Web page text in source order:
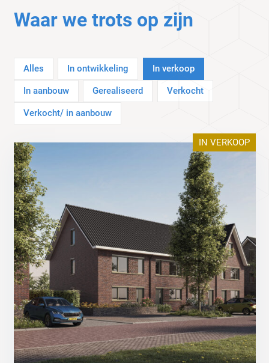
Waar we trots op zijn
Alles In ontwikkeling In verkoop
In aanbouw Gerealiseerd Verkocht
Verkocht/ in aanbouw
IN VERKOOP